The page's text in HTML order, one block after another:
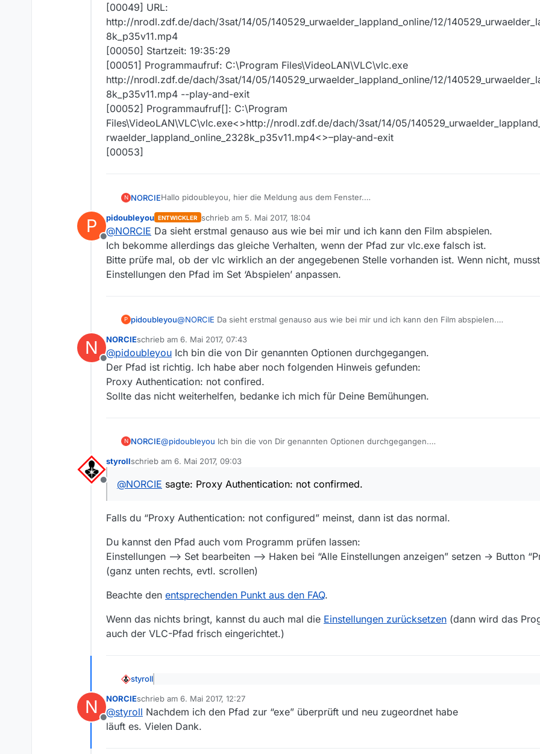
[00049] URL:
http://nrodl.zdf.de/dach/3sat/14/05/140529_urwaelder_lappland_online/12/
8k_p35v11.mp4
[00050] Startzeit: 19:35:29
[00051] Programmaufruf: C:\Program Files\VideoLAN\VLC\vlc.exe
http://nrodl.zdf.de/dach/3sat/14/05/140529_urwaelder_lappland_online/12/
8k_p35v11.mp4 --play-and-exit
[00052] Programmaufruf[]: C:\Program
Files\VideoLAN\VLC\vlc.exe<>http://nrodl.zdf.de/dach/3sat/14/05/
rwaelder_lappland_online_2328k_p35v11.mp4<>–play-and-exit
[00053]
N NORCIEHallo pidoubleyou, hier die Meldung aus dem Fenster.
Film abspielen
[00049] URL:
http://nrodl.zdf.de/dach/3sat/14/05/140529_urwaelder_lappland_online/12/
mp4
[00050] Startzeit: 19:35:29
[00051] Programmaufruf: C:\Program Files\VideoLAN\VLC\vlc.exe
Files\VideoLAN\VLC\vlc.exe<>http://nrodl.zdf.de/dach/3sat/14/05/140529_urwaelder_lappland_online/
lappland_online_2328k_p35v11.mp4<>–play-and-exit
P
Offline
pidoubleyou ENTWICKLER schrieb am 5. Mai 2017, 18:04
zuletzt editiert von
@NORCIE Da sieht erstmal genauso aus wie bei mir und ich kann den Film abspielen.
Ich bekomme allerdings das gleiche Verhalten, wenn der Pfad zur vlc.exe falsch ist.
Bitte prüfe mal, ob der vlc wirklich an der angegebenen Stelle vorhanden ist. Wenn nicht,
Einstellungen den Pfad im Set ‘Abspielen’ anpassen.
P pidoubleyou@NORCIE Da sieht erstmal genauso aus wie bei mir und ich kann den Film abspielen.
Bitte prüfe mal, ob der vlc wirklich an der angegebenen Stelle vorhanden ist. Wenn nicht, musst
Einstellungen den Pfad im Set ‘Abspielen’ anpassen.
N
Offline
NORCIEschrieb am 6. Mai 2017, 07:43
zuletzt editiert von
@pidoubleyou Ich bin die von Dir genannten Optionen durchgegangen.
Der Pfad ist richtig. Ich habe aber noch folgenden Hinweis gefunden:
Proxy Authentication: not confired.
Sollte das nicht weiterhelfen, bedanke ich mich für Deine Bemühungen.
N NORCIE@pidoubleyou Ich bin die von Dir genannten Optionen durchgegangen.
Proxy Authentication: not confired.
Offline
styrollschrieb am 6. Mai 2017, 09:03
zuletzt editiert von
@NORCIE sagte: Proxy Authentication: not confirmed.
Falls du “Proxy Authentication: not configured” meinst, dann ist das normal.
Du kannst den Pfad auch vom Programm prüfen lassen:
Einstellungen --> Set bearbeiten --> Haken bei “Alle Einstellungen anzeigen” setzen -> Button
(ganz unten rechts, evtl. scrollen)
Beachte den entsprechenden Punkt aus den FAQ.
Wenn das nichts bringt, kannst du auch mal die Einstellungen zurücksetzen (dann wird das
auch der VLC-Pfad frisch eingerichtet.)
styroll
Falls du “Proxy Authentication: not configured” meinst, dann ist das normal.
N
Offline
NORCIEschrieb am 6. Mai 2017, 12:27
zuletzt editiert von
@styroll Nachdem ich den Pfad zur “exe” überprüft und neu zugeordnet habe
läuft es. Vielen Dank.